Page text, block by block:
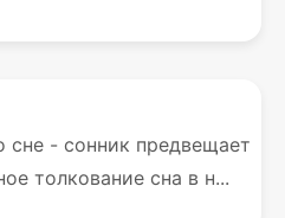
сне - сонник предвещает
толкование сна в н...